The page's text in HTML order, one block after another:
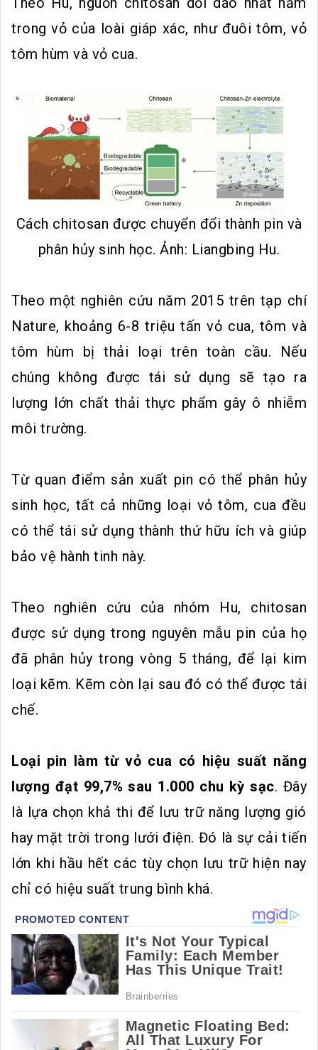
trong vỏ của loài giáp xác, như đuôi tôm, vỏ
tôm hùm và vỏ cua.
Cách chitosan được chuyển đổi thành pin và
phân hủy sinh học. Ảnh: Liangbing Hu.
Theo một nghiên cứu năm 2015 trên tạp chí
Nature, khoảng 6-8 triệu tấn vỏ cua, tôm và
tôm hùm bị thải loại trên toàn cầu. Nếu
chúng không được tái sử dụng sẽ tạo ra
lượng lớn chất thải thực phẩm gây ô nhiễm
môi trường.
Từ quan điểm sản xuất pin có thể phân hủy
sinh học, tất cả những loại vỏ tôm, cua đều
có thể tái sử dụng thành thứ hữu ích và giúp
bảo vệ hành tinh này.
Theo nghiên cứu của nhóm Hu, chitosan
được sử dụng trong nguyên mẫu pin của họ
đã phân hủy trong vòng 5 tháng, để lại kim
loại kẽm. Kẽm còn lại sau đó có thể được tái
chế.
Loại pin làm từ vỏ cua có hiệu suất năng
lượng đạt 99,7% sau 1.000 chu kỳ sạc. Đây
là lựa chọn khả thi để lưu trữ năng lượng gió
hay mặt trời trong lưới điện. Đó là sự cải tiến
lớn khi hầu hết các tùy chọn lưu trữ hiện nay
chỉ có hiệu suất trung bình khá.